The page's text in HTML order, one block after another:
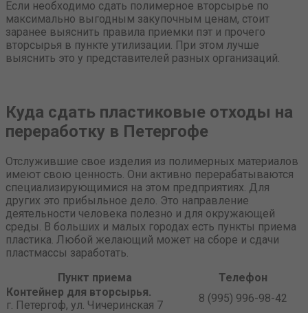
Если необходимо сдать полимерное вторсырье по
максимально выгодным закупочным ценам, стоит
заранее выяснить правила приемки пэт и прочего
вторсырья в пункте утилизации. При этом лучше
выяснить это у представителей разных организаций.
Куда сдать пластиковые отходы на
переработку в Петергофе
Отслужившие свое изделия из полимерных материалов
имеют свою ценность. Они активно перерабатываются
специализирующимися на этом предприятиях. Для
других это прибыльное дело. Это направление
деятельности человека полезно и для окружающей
среды. В больших и малых городах есть пункты приема
пластика. Любой желающий может на сборе и сдачи
пластмассы заработать.
Пункт приема
Телефон
Контейнер для вторсырья.
г. Петергоф, ул. Чичеринская 7
8 (995) 996-98-42